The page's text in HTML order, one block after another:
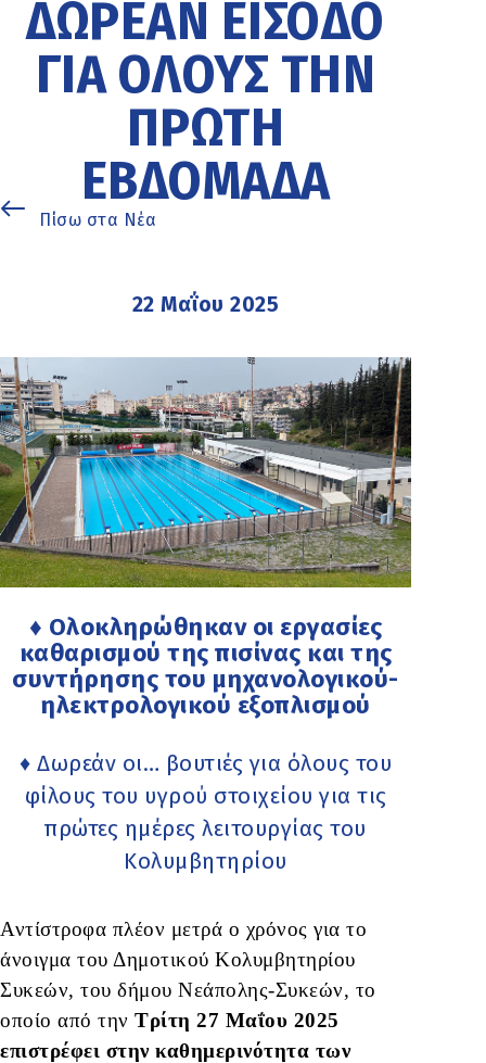
ΔΩΡΕΆΝ ΕΊΣΟΔΟ
ΓΙΑ ΌΛΟΥΣ ΤΗΝ
ΠΡΏΤΗ
ΕΒΔΟΜΆΔΑ
Πίσω στα Νέα
22 Μαΐου 2025
♦ Ολοκληρώθηκαν οι εργασίες
καθαρισμού της πισίνας και της
συντήρησης του μηχανολογικού-
ηλεκτρολογικού εξοπλισμού
♦ Δωρεάν οι… βουτιές για όλους του
φίλους του υγρού στοιχείου για τις
πρώτες ημέρες λειτουργίας του
Κολυμβητηρίου
Αντίστροφα πλέον μετρά ο χρόνος για το
άνοιγμα του Δημοτικού Κολυμβητηρίου
Συκεών, του δήμου Νεάπολης-Συκεών, το
οποίο από την Τρίτη 27 Μαΐου 2025
επιστρέφει στην καθημερινότητα των